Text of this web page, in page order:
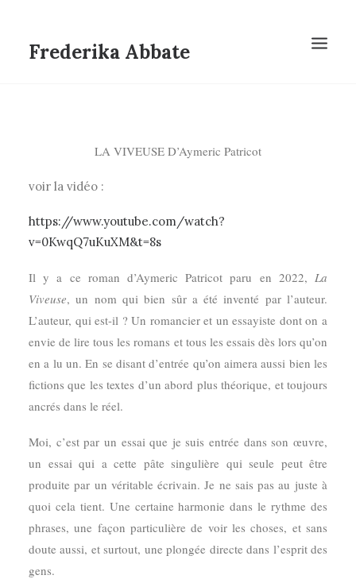
Frederika Abbate
LA VIVEUSE D’Aymeric Patricot
voir la vidéo :
https://www.youtube.com/watch?
v=0KwqQ7uKuXM&t=8s
Il y a ce roman d’Aymeric Patricot paru en 2022, La
Viveuse, un nom qui bien sûr a été inventé par l’auteur.
L’auteur, qui est-il ? Un romancier et un essayiste dont on a
envie de lire tous les romans et tous les essais dès lors qu’on
en a lu un. En se disant d’entrée qu’on aimera aussi bien les
fictions que les textes d’un abord plus théorique, et toujours
ancrés dans le réel.
Moi, c’est par un essai que je suis entrée dans son œuvre,
un essai qui a cette pâte singulière qui seule peut être
produite par un véritable écrivain. Je ne sais pas au juste à
quoi cela tient. Une certaine harmonie dans le rythme des
phrases, une façon particulière de voir les choses, et sans
doute aussi, et surtout, une plongée directe dans l’esprit des
gens.